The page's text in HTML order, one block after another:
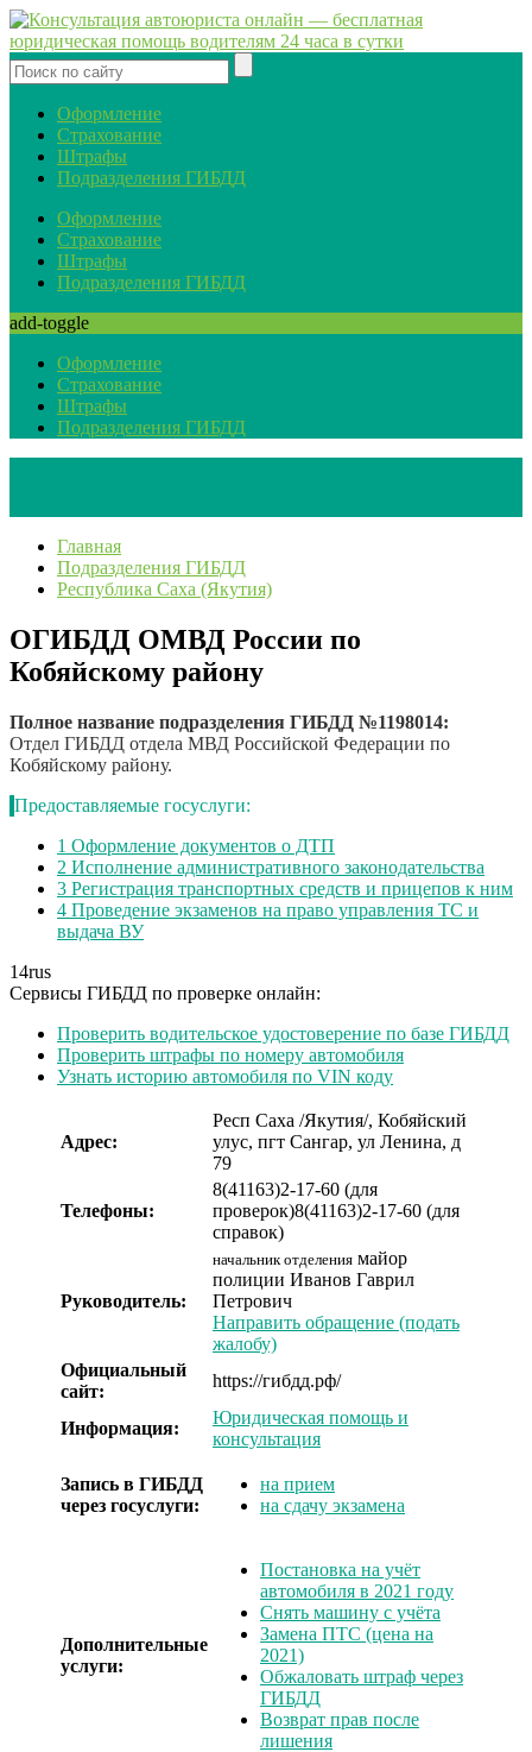
Оформление
Страхование
Штрафы
Подразделения ГИБДД
Оформление
Страхование
Штрафы
Подразделения ГИБДД
add-toggle
Оформление
Страхование
Штрафы
Подразделения ГИБДД
Главная
Подразделения ГИБДД
Республика Саха (Якутия)
ОГИБДД ОМВД России по
Кобяйскому району
Полное название подразделения ГИБДД №1198014:
Отдел ГИБДД отдела МВД Российской Федерации по
Кобяйскому району.
Предоставляемые госуслуги:
1 Оформление документов о ДТП
2 Исполнение административного законодательства
3 Регистрация транспортных средств и прицепов к ним
4 Проведение экзаменов на право управления ТС и
выдача ВУ
14rus
Сервисы ГИБДД по проверке онлайн:
Проверить водительское удостоверение по базе ГИБДД
Проверить штрафы по номеру автомобиля
Узнать историю автомобиля по VIN коду
Адрес:
Респ Саха /Якутия/, Кобяйский
улус, пгт Сангар, ул Ленина, д
79
Телефоны:
8(41163)2-17-60 (для
проверок)8(41163)2-17-60 (для
справок)
Руководитель:
начальник отделения майор
полиции Иванов Гаврил
Петрович
Направить обращение (подать
жалобу)
Официальный
сайт:
https://гибдд.рф/
Информация:
Юридическая помощь и
консультация
Запись в ГИБДД
через госуслуги:
на прием
на сдачу экзамена
Дополнительные
услуги:
Постановка на учёт
автомобиля в 2021 году
Снять машину с учёта
Замена ПТС (цена на
2021)
Обжаловать штраф через
ГИБДД
Возврат прав после
лишения